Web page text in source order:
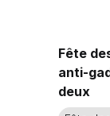
Fête
anti-
deux